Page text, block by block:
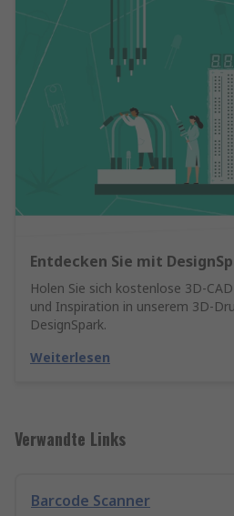
Entdecken Sie mit
Holen Sie sich kostenlose 3D-
und Inspiration in unserem 3D-
DesignSpark.
Weiterlesen
Verwandte Links
Barcode Scanner